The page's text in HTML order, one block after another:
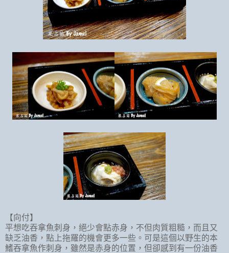
【向付】
平想吃吞拿魚刺身，絕少會點赤身，不但肉質粗糙，而且又
缺乏油香，點上拖羅的機會更多一些。可是這個以野生的本
鰭吞拿魚作刺身，雖然是赤身的位置，但卻感到有一份油香